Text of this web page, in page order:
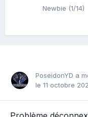
Newbie (1/14)
PoseidonYD a
le 11 octobre